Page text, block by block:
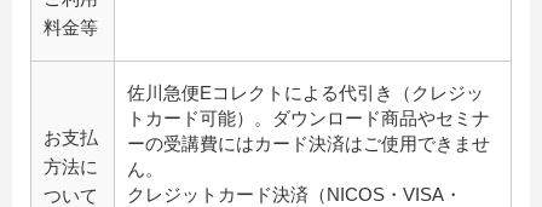
料金等
お支払
方法に
ついて
佐川急便Eコレクトによる代引き（クレジッ
トカード可能）。ダウンロード商品やセミナ
ーの受講費にはカード決済はご使用できませ
ん。
クレジットカード決済（NICOS・VISA・